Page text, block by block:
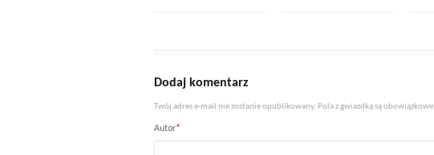
Dodaj komentarz
Twój adres e-mail nie zostanie opublikowany. Pola z gwiazdką są obowiązkowe
Autor*